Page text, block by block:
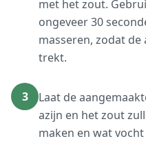
met het zout.
ongeveer 30
masseren, zodat de
trekt.
3
Laat de
azijn en het zout
maken en wat